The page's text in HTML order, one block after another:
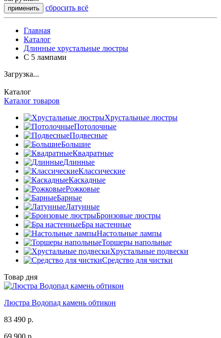
применить сбросить всё
Главная
Каталог
Длинные хрустальные люстры
С 5 лампами
Загрузка...
Каталог
Каталог товаров
Хрустальные люстры
Потолочные
Подвесные
Большие
Квадратные
Длинные
Классические
Каскадные
Рожковые
Барные
Латунные
Бронзовые люстры
Бра настенные
Настольные лампы
Торшеры напольные
Хрустальные подвески
Средство для чистки
Товар дня
Люстра Водопад камень обтикон
83 490 р.
69 900 р.